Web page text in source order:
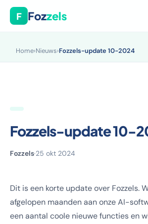
F Fozzels
Home›Nieuws›Fozzels-update 10-2024
Fozzels-update 10-
Fozzels·25 okt 2024
Dit is een korte update over Fozzels.
afgelopen maanden aan onze AI-
een aantal coole nieuwe functies en